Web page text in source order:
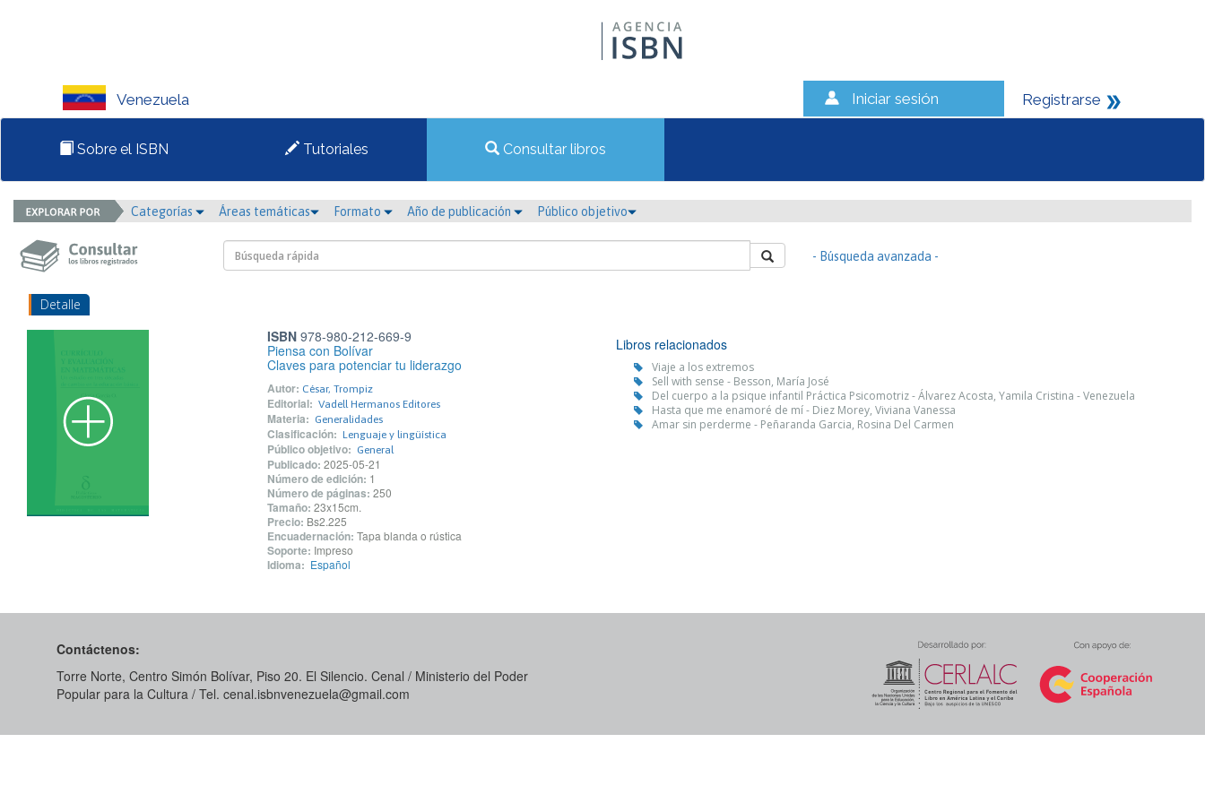
Venezuela Iniciar sesión Registrarse
Sobre el ISBN Tutoriales Consultar libros
Categorías Áreas temáticas Formato Año de publicación Público objetivo
- Búsqueda avanzada -
Detalle
ISBN978-980-212-669-9
Piensa con Bolívar
Claves para potenciar tu liderazgo
Autor: César, Trompiz
Editorial: Vadell Hermanos Editores
Materia: Generalidades
Clasificación: Lenguaje y lingüística
Público objetivo: General
Publicado: 2025-05-21
Número de edición: 1
Número de páginas: 250
Tamaño: 23x15cm.
Precio: Bs2.225
Encuadernación: Tapa blanda o rústica
Soporte: Impreso
Idioma: Español
Libros relacionados
Viaje a los extremos
Sell with sense - Besson, María José
Del cuerpo a la psique infantil Práctica Psicomotriz - Álvarez Acosta, Yamila Cristina - Venezuela
Hasta que me enamoré de mí - Diez Morey, Viviana Vanessa
Amar sin perderme - Peñaranda Garcia, Rosina Del Carmen
Contáctenos:
Torre Norte, Centro Simón Bolívar, Piso 20. El Silencio. Cenal / Ministerio del Poder
Popular para la Cultura / Tel. cenal.isbnvenezuela@gmail.com